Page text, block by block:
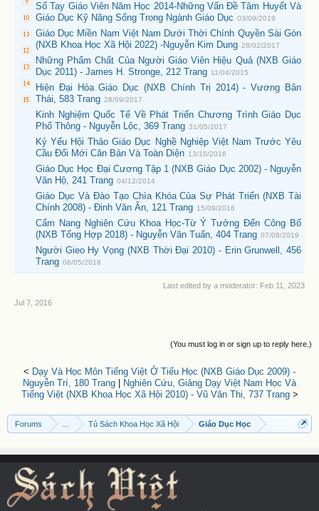
Sổ Tay Giáo Viên Năm Học 2014-Những Vấn Đề Tâm Huyết Và
Giáo Dục Kỹ Năng Sống Trong Ngành Giáo Dục 03/09/2019
Giáo Dục Miền Nam Việt Nam Dưới Thời Chính Quyền Sài Gòn
(NXB Khoa Học Xã Hội 2022) -Nguyễn Kim Dung 28/02/2017
Những Phẩm Chất Của Người Giáo Viên Hiệu Quả (NXB Giáo
Dục 2011) - James H. Stronge, 212 Trang 11/04/2015
Hiện Đại Hóa Giáo Dục (NXB Chính Trị 2014) - Vương Bân
Thái, 583 Trang 28/09/2017
Kinh Nghiệm Quốc Tế Về Phát Triển Chương Trình Giáo Dục
Phổ Thông - Nguyễn Lộc, 369 Trang 31/05/2017
Kỷ Yếu Hội Thảo Giáo Dục Nghề Nghiệp Việt Nam Trước Yêu
Cầu Đổi Mới Căn Bản Và Toàn Diện 13/10/2016
Giáo Dục Học Đại Cương Tập 1 (NXB Giáo Dục 2002) - Nguyễn
Văn Hộ, 241 Trang 04/12/2014
Giáo Dục Và Đào Tạo Chìa Khóa Của Sự Phát Triển (NXB Tài
Chính 2008) - Đinh Văn Ân, 121 Trang 15/09/2016
Cẩm Nang Nghiên Cứu Khoa Học-Từ Ý Tưởng Đến Công Bố
(NXB Tổng Hợp 2018) - Nguyễn Văn Tuấn, 404 Trang 07/08/2019
Người Gieo Hy Vọng (NXB Thời Đại 2010) - Erin Grunwell, 456
Trang 06/05/2018
Last edited by a moderator: Feb 11, 2023
Jul 7, 2016
(You must log in or sign up to reply here.)
< Dạy Và Học Môn Tiếng Việt Ở Tiểu Học (NXB Giáo Dục 2009) -
Nguyễn Trí, 180 Trang
Nghiên Cứu, Giảng Dạy Việt Nam Học Và
Tiếng Việt (NXB Khoa Học Xã Hội 2010) - Vũ Văn Thi, 737 Trang>
Forums Tủ Sách Khoa Học Xã Hội Giáo Dục Học